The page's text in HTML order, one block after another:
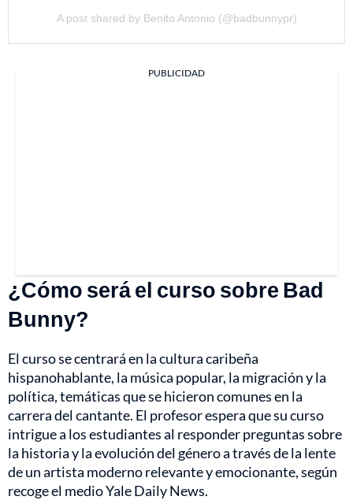
A post shared by Benito Antonio (@badbunnypr)
PUBLICIDAD
¿Cómo será el curso sobre Bad
Bunny?
El curso se centrará en la cultura caribeña
hispanohablante, la música popular, la migración y la
política, temáticas que se hicieron comunes en la
carrera del cantante. El profesor espera que su curso
intrigue a los estudiantes al responder preguntas sobre
la historia y la evolución del género a través de la lente
de un artista moderno relevante y emocionante, según
recoge el medio Yale Daily News.